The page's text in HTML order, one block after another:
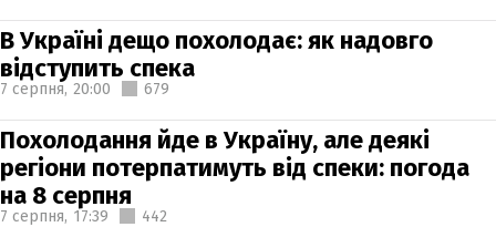
В Україні дещо похолодає: як надовго
відступить спека
7 серпня, 20:00 679
Похолодання йде в Україну, але деякі
регіони потерпатимуть від спеки: погода
на 8 серпня
7 серпня, 17:39 442